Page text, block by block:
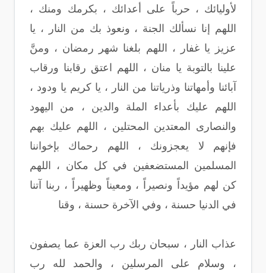
لأوليائك ، حرباً على أعدائك ، بكرمك ومنك ،
اللهم إنا نسألك الجنة ، ونعوذ بك من النار ، يا
عزيز يا غفار ، اللهم بلغنا شهر رمضان ، ومنَّ
علينا بالتوبة يا منان ، اللهم اعتق رقابنا ورقاب
آبائنا وأمهاتنا وذرياتنا من النار ، يا كريم يا ودود ،
اللهم عليك بأعداء الملة والدين ، من اليهود
والنصارى المعتدين المحتلين ، اللهم عليك بهم
فإنهم لا يعجزونك ، اللهم رحماك بإخواننا
المسلمين المستضعفين في كل مكان ، اللهم
كن لهم مؤيداً ونصيراً ، ومعيناً وظهيراً ، ربنا آتنا
في الدنيا حسنة ، وفي الآخرة حسنة ، وقنا
عذاب النار ، سبحان ربك رب العزة عما يصفون
، وسلام على المرسلين ، والحمد لله رب